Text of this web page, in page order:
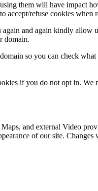
them will have impact
accept/refuse cookies when
and again kindly
domain.
so you can check
if you do not opt in.
and external Video
of our site.